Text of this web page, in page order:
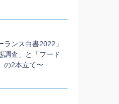
ランス白書2022」
調査」と「フード
の2本⽴て〜